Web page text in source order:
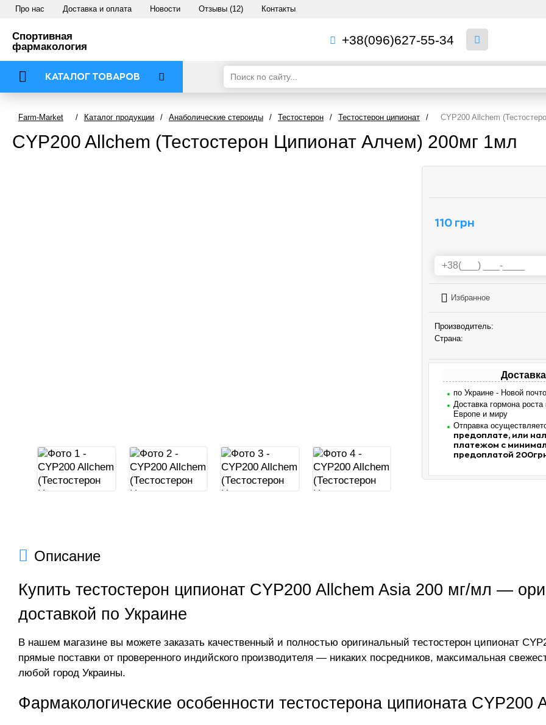
Про нас Доставка и оплата Новости Отзывы (12) Контакты
Спортивная
фармакология
+38(096)627-55-34
КАТАЛОГ ТОВАРОВ
Farm-Market / Каталог продукции / Анаболические стероиды / Тестостерон / Тестостерон ципионат / CYP200 Allchem
CYP200 Allchem (Тестостерон Ципионат Алчем) 200мг 1мл
110 грн
Избранное
Производитель:
Страна:
Доставка
по Украине - Новой
Доставка гормона
Европе и миру
Отправка
предоплате, или
платежом с
предоплатой
Описание
Купить тестостерон ципионат CYP200 Allchem Asia 200 мг/мл —
доставкой по Украине
В нашем магазине вы можете заказать качественный и полностью оригинальный тестостерон ципионат
прямые поставки от проверенного индийского производителя — никаких посредников, максимальная
любой город Украины.
Фармакологические особенности тестостерона ципионата CYP200